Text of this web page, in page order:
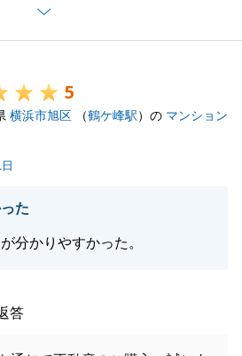
がございましたらお気軽にお申
5
横浜市旭区 （鶴ケ峰駅）の マンション
た
分かりやすかった。
答